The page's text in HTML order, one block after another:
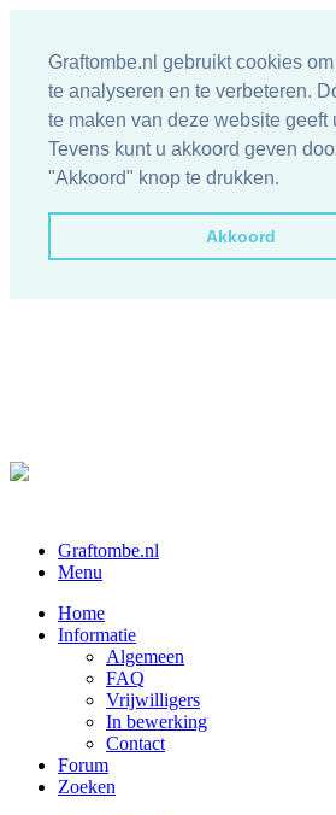
Graftombe.nl gebruikt cookies
te analyseren en te verbeteren.
te maken van deze website geeft
Tevens kunt u akkoord geven
"Akkoord" knop te drukken.
Akkoord
Graftombe.nl
Menu
Home
Informatie
Algemeen
FAQ
Vrijwilligers
In bewerking
Contact
Forum
Zoeken